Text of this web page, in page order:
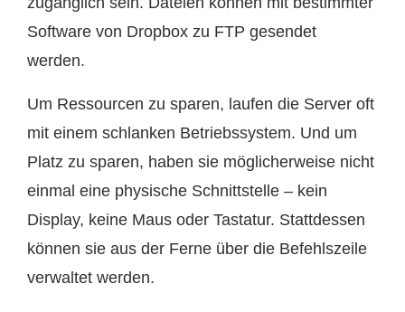
Software von Dropbox zu FTP gesendet
werden.
Um Ressourcen zu sparen, laufen die Server oft
mit einem schlanken Betriebssystem. Und um
Platz zu sparen, haben sie möglicherweise nicht
einmal eine physische Schnittstelle – kein
Display, keine Maus oder Tastatur. Stattdessen
können sie aus der Ferne über die Befehlszeile
verwaltet werden.